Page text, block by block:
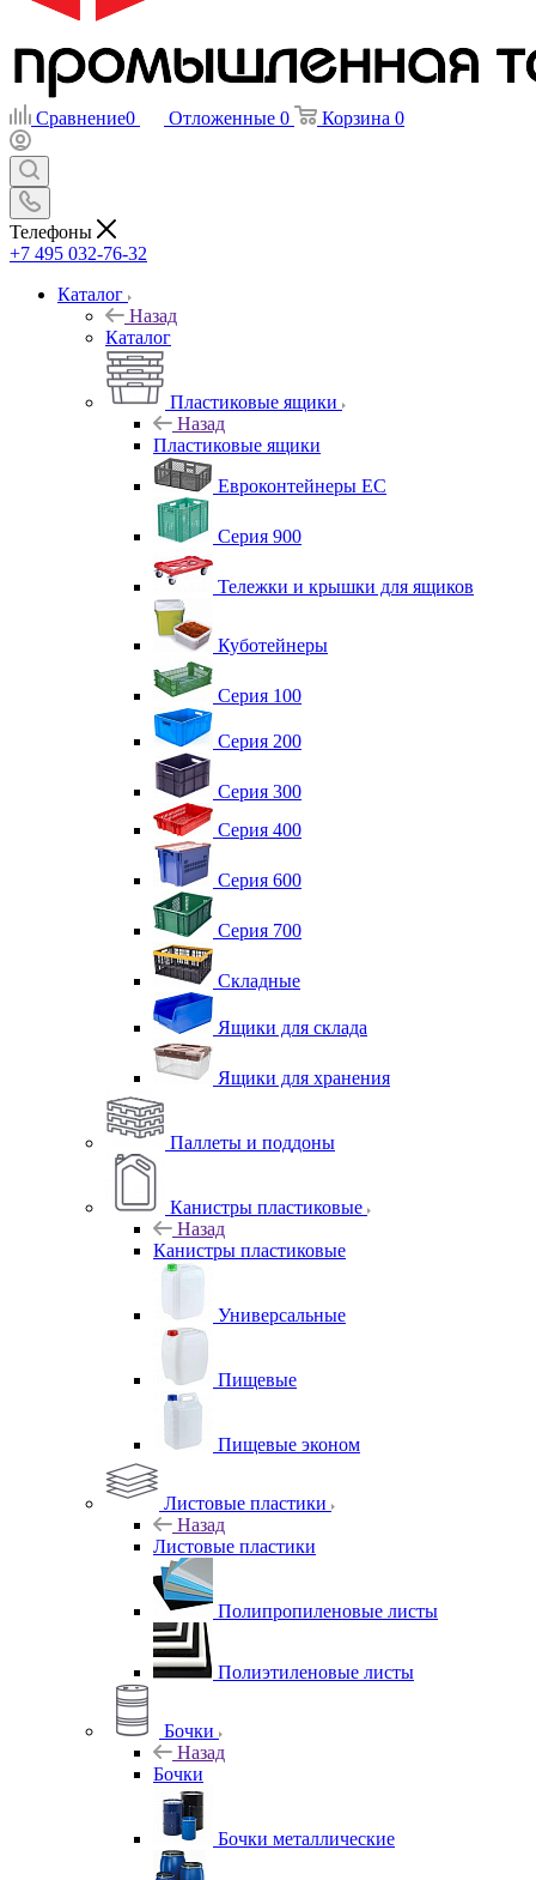
Сравнение0 Отложенные 0 Корзина 0
Телефоны
+7 495 032-76-32
Каталог
Назад
Каталог
Пластиковые ящики
Назад
Пластиковые ящики
Евроконтейнеры ЕС
Серия 900
Тележки и крышки для ящиков
Куботейнеры
Серия 100
Серия 200
Серия 300
Серия 400
Серия 600
Серия 700
Складные
Ящики для склада
Ящики для хранения
Паллеты и поддоны
Канистры пластиковые
Назад
Канистры пластиковые
Универсальные
Пищевые
Пищевые эконом
Листовые пластики
Назад
Листовые пластики
Полипропиленовые листы
Полиэтиленовые листы
Бочки
Назад
Бочки
Бочки металлические